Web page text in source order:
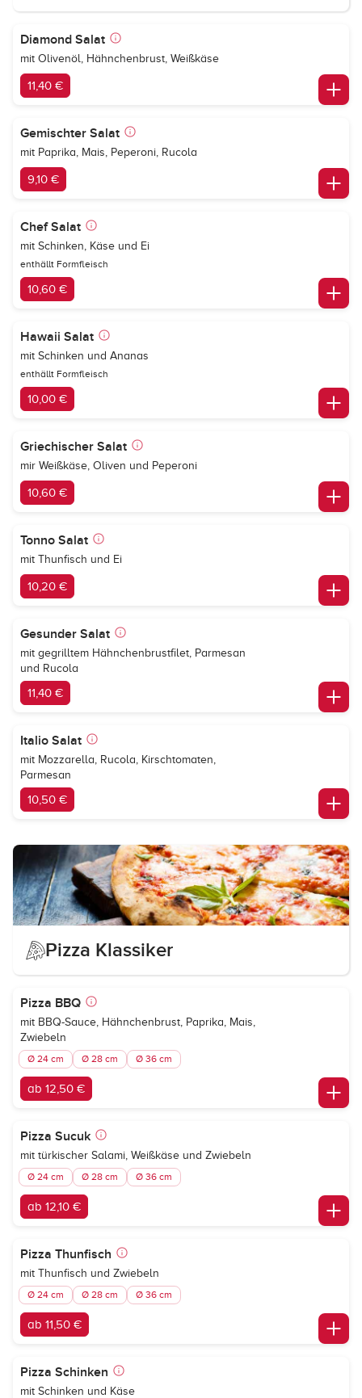
Diamond Salat
mit Olivenöl, Hähnchenbrust, Weißkäse
11,40 €
Gemischter Salat
mit Paprika, Mais, Peperoni, Rucola
9,10 €
Chef Salat
mit Schinken, Käse und Ei
enthällt Formfleisch
10,60 €
Hawaii Salat
mit Schinken und Ananas
enthällt Formfleisch
10,00 €
Griechischer Salat
mir Weißkäse, Oliven und Peperoni
10,60 €
Tonno Salat
mit Thunfisch und Ei
10,20 €
Gesunder Salat
mit gegrilltem Hähnchenbrustfilet, Parmesan
und Rucola
11,40 €
Italio Salat
mit Mozzarella, Rucola, Kirschtomaten,
Parmesan
10,50 €
Pizza Klassiker
Pizza BBQ
mit BBQ-Sauce, Hähnchenbrust, Paprika, Mais,
Zwiebeln
Ø 24 cm Ø 28 cm Ø 36 cm
ab 12,50 €
Pizza Sucuk
mit türkischer Salami, Weißkäse und Zwiebeln
Ø 24 cm Ø 28 cm Ø 36 cm
ab 12,10 €
Pizza Thunfisch
mit Thunfisch und Zwiebeln
Ø 24 cm Ø 28 cm Ø 36 cm
ab 11,50 €
Pizza Schinken
mit Schinken und Käse